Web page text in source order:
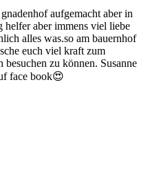
aufgemacht aber in
aber immens viel liebe
alles was.so am bauernhof
euch viel kraft zum
zu können. Susanne
face book😍